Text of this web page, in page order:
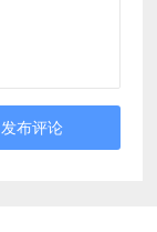
发布评论